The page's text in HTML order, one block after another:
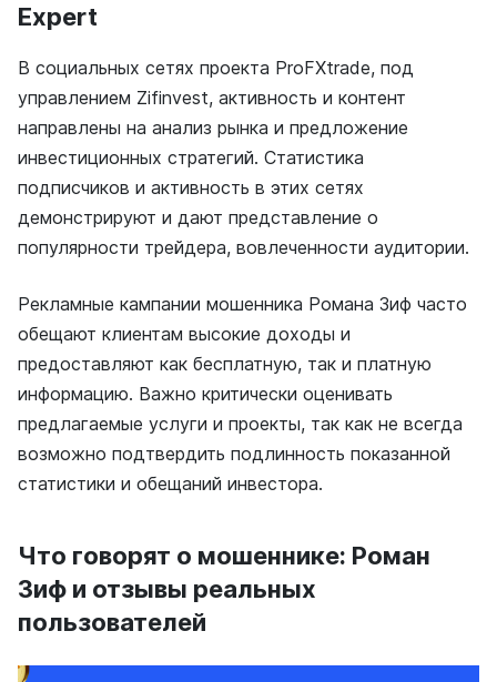
Expert
В социальных сетях проекта ProFXtrade, под
управлением Zifinvest, активность и контент
направлены на анализ рынка и предложение
инвестиционных стратегий. Статистика
подписчиков и активность в этих сетях
демонстрируют и дают представление о
популярности трейдера, вовлеченности аудитории.
Рекламные кампании мошенника Романа Зиф часто
обещают клиентам высокие доходы и
предоставляют как бесплатную, так и платную
информацию. Важно критически оценивать
предлагаемые услуги и проекты, так как не всегда
возможно подтвердить подлинность показанной
статистики и обещаний инвестора.
Что говорят о мошеннике: Роман
Зиф и отзывы реальных
пользователей